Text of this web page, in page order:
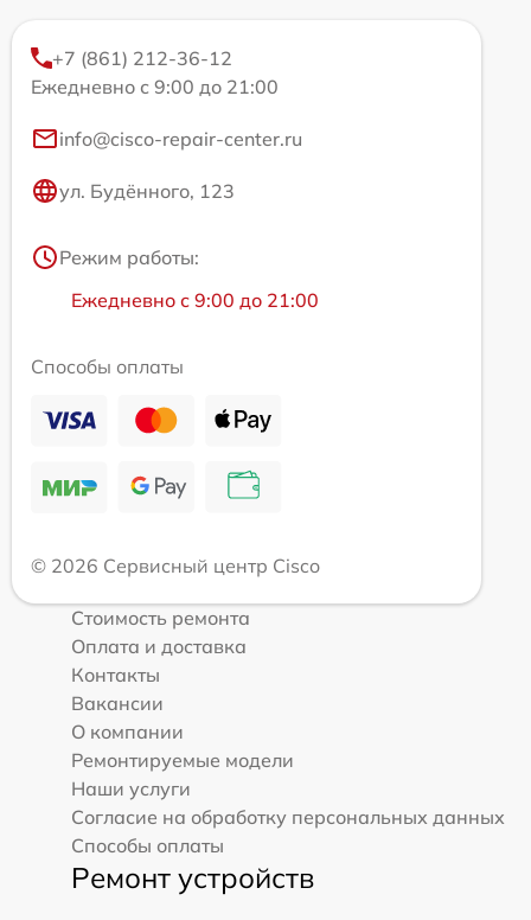
+7 (861) 212-36-12
Ежедневно с 9:00 до 21:00
info@cisco-repair-center.ru
ул. Будённого, 123
Режим работы:
Ежедневно с 9:00 до 21:00
Способы оплаты
© 2026 Сервисный центр Cisco
Стоимость ремонта
Оплата и доставка
Контакты
Вакансии
О компании
Ремонтируемые модели
Наши услуги
Согласие на обработку персональных данных
Способы оплаты
Ремонт устройств